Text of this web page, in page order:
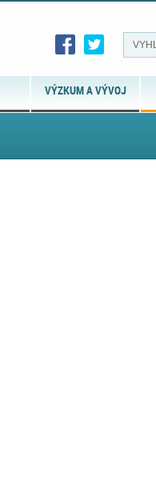
VÝZKUM A VÝVOJ